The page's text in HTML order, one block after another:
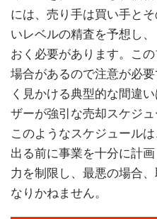
には、売り手は買い手と
いレベルの精査を予想し
おく必要があります。こ
場合があるので注意が必
く見かける典型的な間違
ザーが強引な売却スケジュ
このようなスケジュール
出る前に事業を十分に計
力を制限し、最悪の場合
なりかねません。